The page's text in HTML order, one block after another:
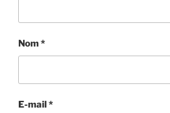
Nom*
E-mail*